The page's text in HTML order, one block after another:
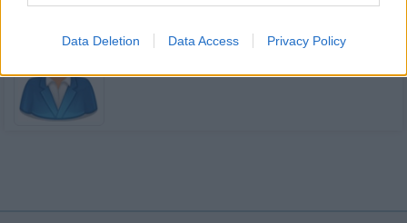
Data Deletion Data Access Privacy Policy
Říká o mně: